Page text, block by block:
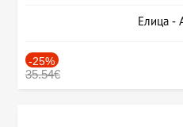
Елица -
-25%
35.54€